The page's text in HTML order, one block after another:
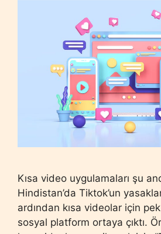
Kısa video uygulamaları şu
Hindistan’da Tiktok’un
ardından kısa videolar için
sosyal platform ortaya çıktı.